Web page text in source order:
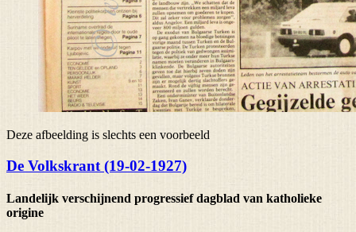
Deze afbeelding is slechts een voorbeeld
De Volkskrant (19-02-1927)
Landelijk verschijnend progressief dagblad van katholieke
origine